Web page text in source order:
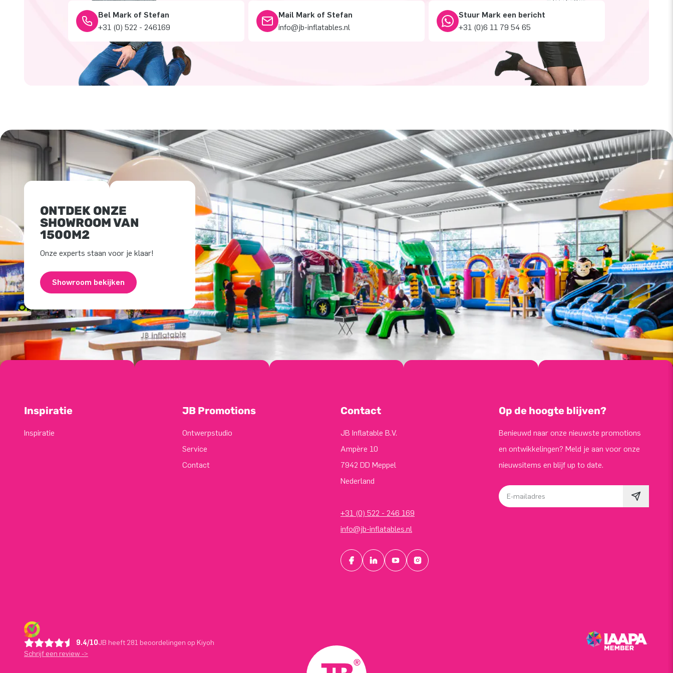
Bel Mark of Stefan
+31 (0) 522 - 246169
Mail Mark of Stefan
info@jb-inflatables.nl
Stuur Mark een bericht
+31 (0)6 11 79 54 65
ONTDEK ONZE
SHOWROOM VAN
1500M2
Onze experts staan voor je klaar!
Showroom bekijken
Inspiratie
Inspiratie
JB Promotions
Ontwerpstudio
Service
Contact
Contact
JB Inflatable B.V.
Ampère 10
7942 DD Meppel
Nederland
+31 (0) 522 - 246 169
info@jb-inflatables.nl
Op de hoogte blijven?
Benieuwd naar onze nieuwste promotions
en ontwikkelingen? Meld je aan voor onze
nieuwsitems en blijf up to date.
E-mailadres
9.4/10JB heeft 281 beoordelingen op Kiyoh
Schrijf een review ->